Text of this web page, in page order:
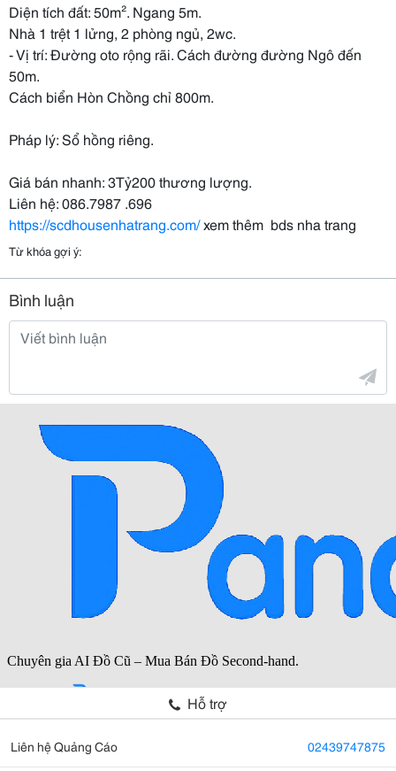
Diện tích đất: 50m². Ngang 5m.
Nhà 1 trệt 1 lửng, 2 phòng ngủ, 2wc.
- Vị trí: Đường oto rộng rãi. Cách đường đường Ngô đến
50m.
Cách biển Hòn Chồng chỉ 800m.
Pháp lý: Sổ hồng riêng.
Giá bán nhanh: 3Tỷ200 thương lượng.
Liên hệ:086.7987 .696
https://scdhousenhatrang.com/xem thêm bds nha trang
Từ khóa gợi ý:
Bình luận
Hỗ trợ
Liên hệ Quảng Cáo 02439747875